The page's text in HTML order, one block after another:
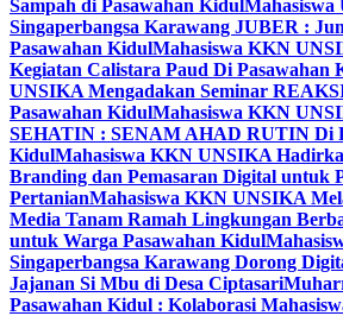
Sampah di Pasawahan KidulMahasiswa
Singaperbangsa Karawang JUBER :
Pasawahan KidulMahasiswa KKN
Kegiatan Calistara Paud Di Pasawahan
UNSIKA Mengadakan Seminar
Pasawahan KidulMahasiswa KKN
SEHATIN : SENAM AHAD RUTIN Di
KidulMahasiswa KKN UNSIKA
Branding dan Pemasaran Digital untuk
PertanianMahasiswa KKN UNSIKA
Media Tanam Ramah Lingkungan
untuk Warga Pasawahan Kidul
Singaperbangsa Karawang Dorong
Jajanan Si Mbu di Desa Ciptasari
Pasawahan Kidul : Kolaborasi